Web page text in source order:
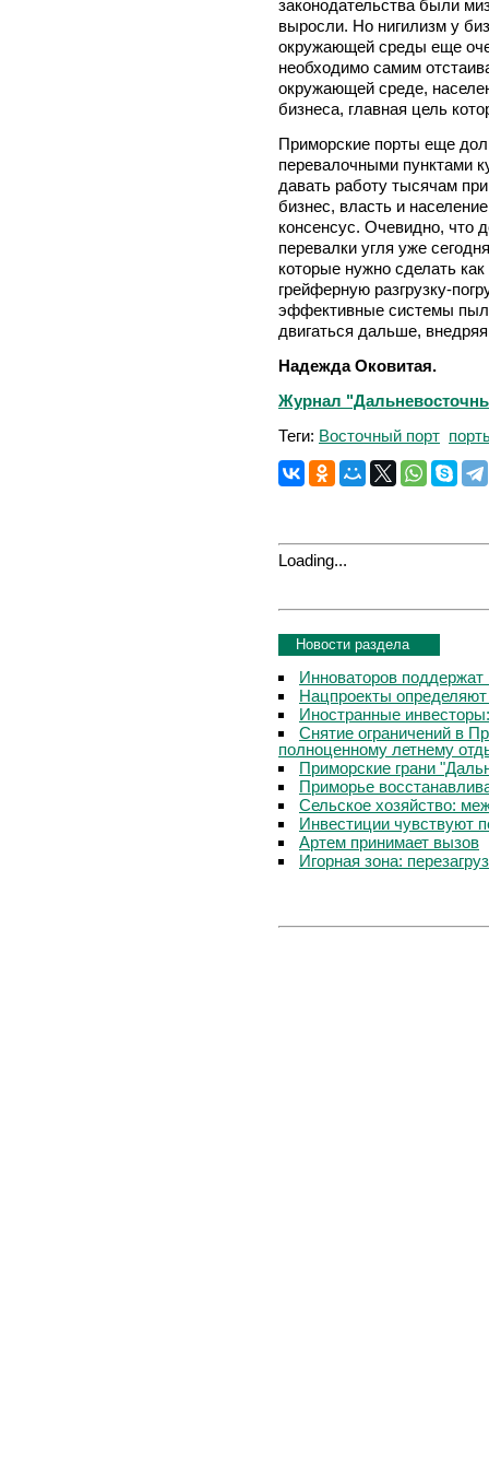
законодательства были
выросли. Но нигилизм у
окружающей среды еще
необходимо самим
окружающей среде,
бизнеса, главная цель
Приморские порты еще
перевалочными пунктами
давать работу тысячам
бизнес, власть и
консенсус. Очевидно, что
перевалки угля уже
которые нужно сделать
грейферную разгрузку-
эффективные системы
двигаться дальше,
Надежда Оковитая.
Журнал
Теги: Восточный порт
Loading...
Новости раздела
Инноваторов поддержат
Нацпроекты определяют
Иностранные
Снятие ограничений в
полноценному летнему
Приморские грани
Приморье
Сельское хозяйство:
Инвестиции чувствуют
Артем принимает вызов
Игорная зона: